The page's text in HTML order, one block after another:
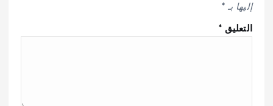
إليها بـ *
التعليق *